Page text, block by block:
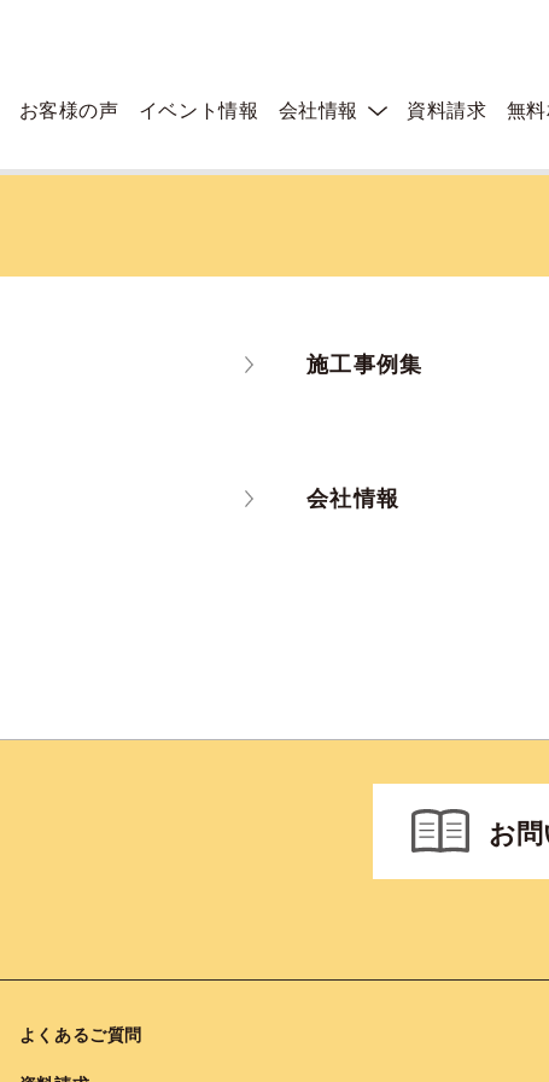
お客様の声 イベント情報 会社情報 資料請求 無
施工事例集
会社情報
お
よくあるご質問